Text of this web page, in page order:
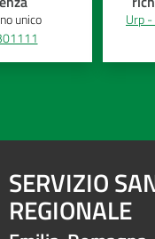
unico
Urp
SERVIZIO
REGIONALE